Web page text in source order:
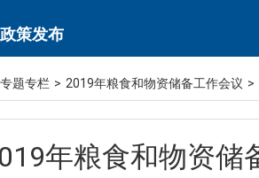
政策发布
专题专栏 > 2019年粮食和物资储备工作会议 >
年粮食和物资储